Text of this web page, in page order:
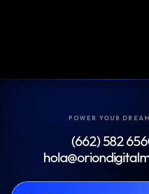
POWER YOUR
(662) 582